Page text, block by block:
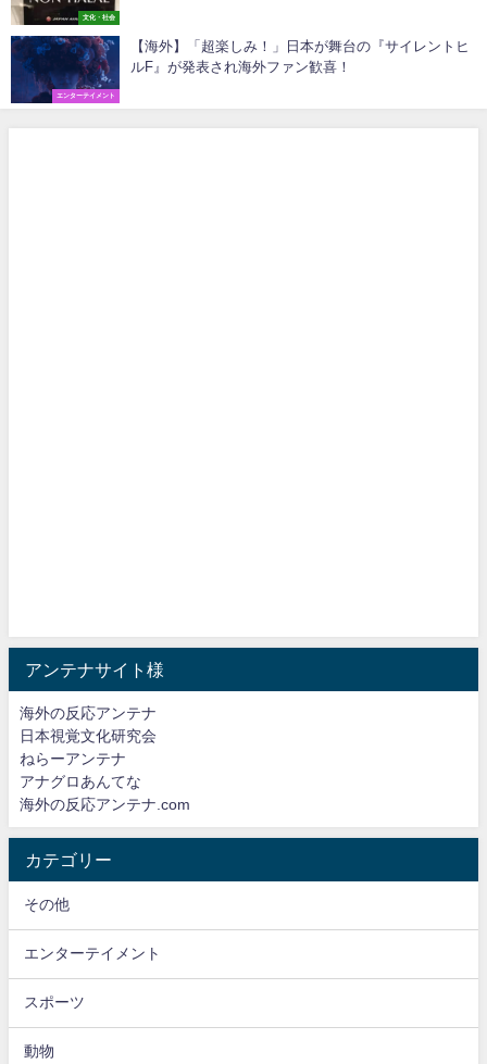
文化・社会
エンターテイメント
【海外】「超楽しみ！」日本が舞台の『サイレントヒ
ルF』が発表され海外ファン歓喜！
アンテナサイト様
海外の反応アンテナ
日本視覚文化研究会
ねらーアンテナ
アナグロあんてな
海外の反応アンテナ.com
カテゴリー
その他
エンターテイメント
スポーツ
動物